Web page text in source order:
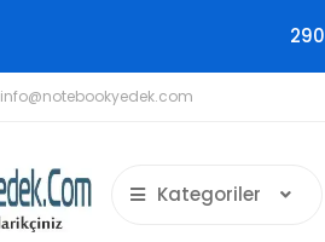
info@notebookyedek.com
Kategoriler